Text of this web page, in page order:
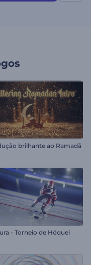
brilhante ao Ramadã
- Torneio de Hóquei